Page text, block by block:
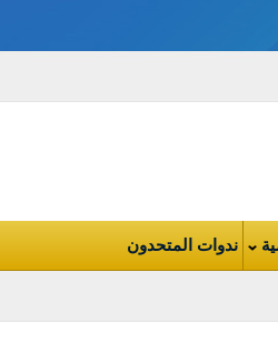
ندوات المتحدون